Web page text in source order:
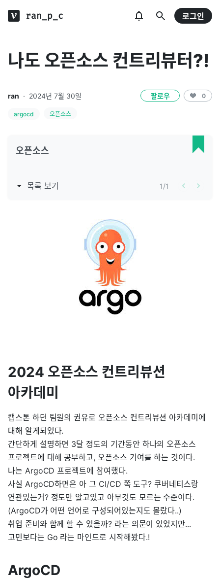
ran_p_c 로그인
나도 오픈소스 컨트리뷰터?!
ran · 2024년 7월 30일 팔로우 0
argocd 오픈소스
오픈소스
목록 보기 1/1
2024 오픈소스 컨트리뷰션
아카데미
캡스톤 하던 팀원의 권유로 오픈소스 컨트리뷰션 아카데미에
대해 알게되었다.
간단하게 설명하면 3달 정도의 기간동안 하나의 오픈소스
프로젝트에 대해 공부하고, 오픈소스 기여를 하는 것이다.
나는 ArgoCD 프로젝트에 참여했다.
사실 ArgoCD하면은 아 그 CI/CD 쪽 도구? 쿠버네티스랑
연관있는거? 정도만 알고있고 아무것도 모르는 수준이다.
(ArgoCD가 어떤 언어로 구성되어있는지도 몰랐다..)
취업 준비와 함께 할 수 있을까? 라는 의문이 있었지만...
고민보다는 Go 라는 마인드로 시작해봤다.!
ArgoCD